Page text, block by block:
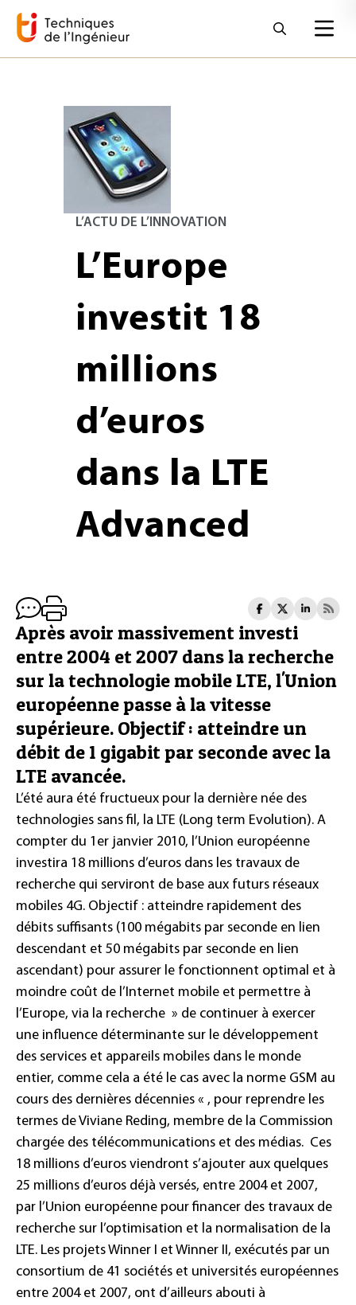
L’ACTU DE L’INNOVATION
L’Europe
investit 18
millions
d’euros
dans la LTE
Advanced
Après avoir massivement investi
entre 2004 et 2007 dans la recherche
sur la technologie mobile LTE, l'Union
européenne passe à la vitesse
supérieure. Objectif : atteindre un
débit de 1 gigabit par seconde avec la
LTE avancée.
L’été aura été fructueux pour la dernière née des
technologies sans fil, la LTE (Long term Evolution). A
compter du 1er janvier 2010, l’Union européenne
investira 18 millions d’euros dans les travaux de
recherche qui serviront de base aux futurs réseaux
mobiles 4G. Objectif : atteindre rapidement des
débits suffisants (100 mégabits par seconde en lien
descendant et 50 mégabits par seconde en lien
ascendant) pour assurer le fonctionnent optimal et à
moindre coût de l’Internet mobile et permettre à
l’Europe, via la recherche » de continuer à exercer
une influence déterminante sur le développement
des services et appareils mobiles dans le monde
entier, comme cela a été le cas avec la norme GSM au
cours des dernières décennies « , pour reprendre les
termes de Viviane Reding, membre de la Commission
chargée des télécommunications et des médias. Ces
18 millions d’euros viendront s’ajouter aux quelques
25 millions d’euros déjà versés, entre 2004 et 2007,
par l’Union européenne pour financer des travaux de
recherche sur l’optimisation et la normalisation de la
LTE. Les projets Winner I et Winner II, exécutés par un
consortium de 41 sociétés et universités européennes
entre 2004 et 2007, ont d’ailleurs abouti à